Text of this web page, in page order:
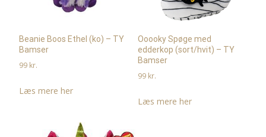
Beanie Boos Ethel (ko) – TY
Bamser
99 kr.
Læs mere her
Ooooky Spøge med
edderkop (sort/hvit) – TY
Bamser
99 kr.
Læs mere her